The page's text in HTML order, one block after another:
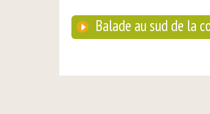
Balade au sud de la